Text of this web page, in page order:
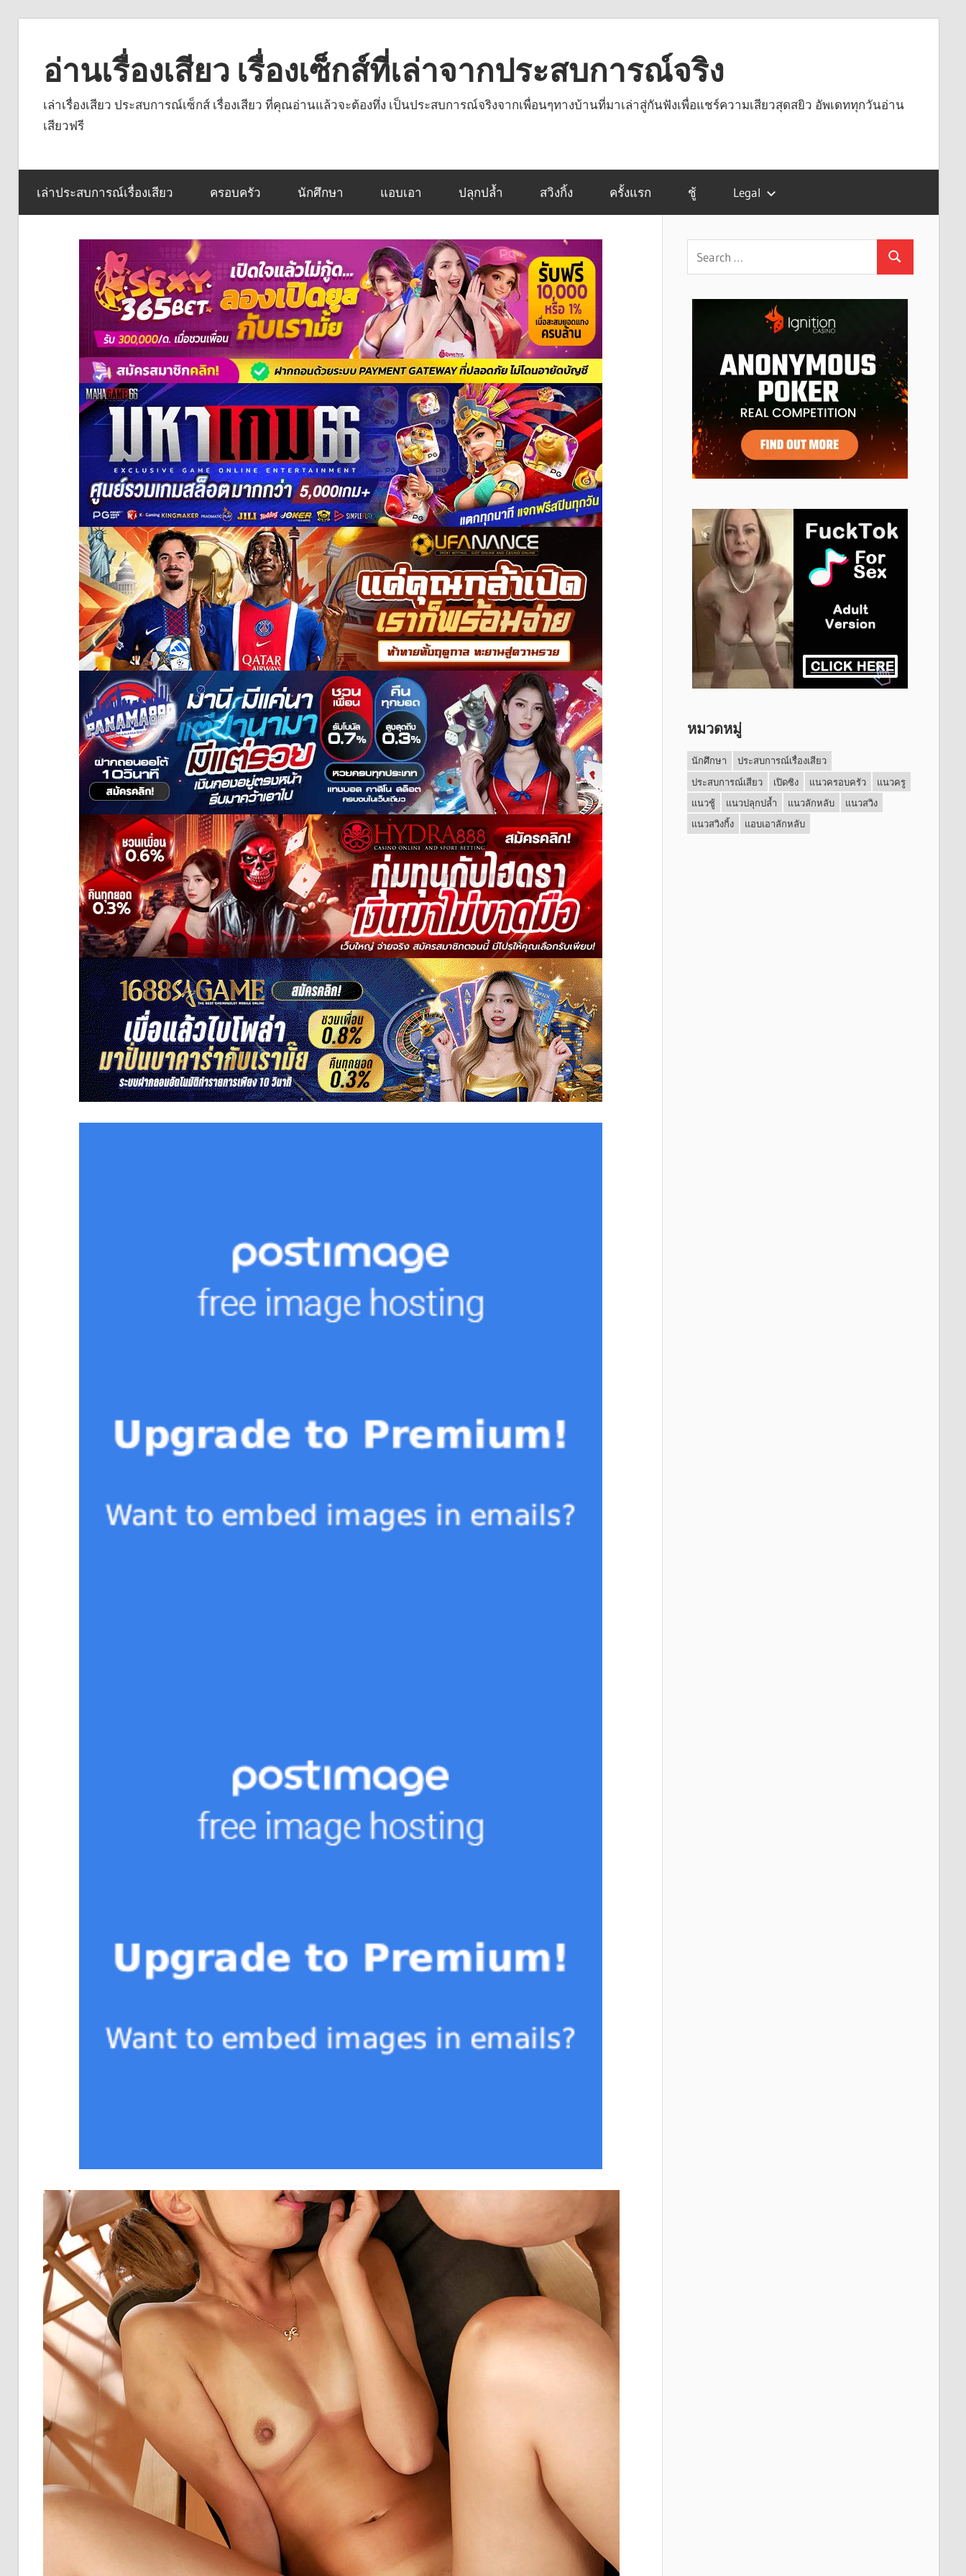
contentอ่านเรื่องเสียว เรื่องเซ็กส์ที่เล่าจากประสบการณ์จริง
เล่าเรื่องเสียว ประสบการณ์เซ็กส์ เรื่องเสียว ที่คุณอ่านแล้วจะต้องทึ่ง เป็นประสบการณ์จริงจากเพื่อนๆทางบ้านที่มาเล่าสู่กันฟังเพื่อแชร์ความเสียวสุดสยิว อัพเดททุกวันอ่าน
เสียวฟรี
เล่าประสบการณ์เรื่องเสียว ครอบครัว นักศึกษา แอบเอา ปลุกปล้ำ สวิงกิ้ง ครั้งแรก ชู้ Legal
หมวดหมู่
นักศึกษา
ประสบการณ์เรื่องเสียว
ประสบการณ์เสียว
เปิดซิง แนวครอบครัว
แนวครู
แนวชู้
แนวปลุกปล้ำ แนวลักหลับ
แนวสวิง
แนวสวิงกิ้ง
แอบเอาลักหลับ